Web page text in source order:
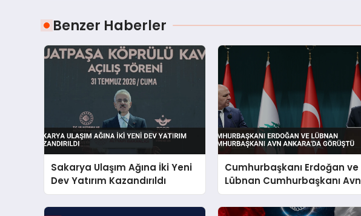
Benzer Haberler
Sakarya Ulaşım Ağına İki Yeni
Dev Yatırım Kazandırıldı
Cumhurbaşkanı Erdoğan ve
Lübnan Cumhurbaşkanı Avn
Ankara’da Görüştü